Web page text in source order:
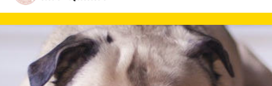
inhoud
gaan